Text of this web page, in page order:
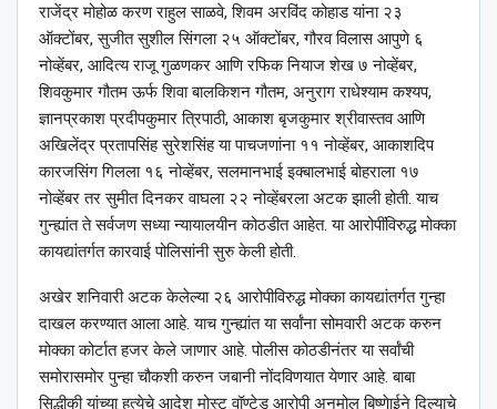
राजेंद्र मोहोळ करण राहुल साळवे, शिवम अरविंद कोहाड यांना २३
ऑक्टोंबर, सुजीत सुशील सिंगला २५ ऑक्टोंबर, गौरव विलास आपुणे ६
नोव्हेंबर, आदित्य राजू गुळणकर आणि रफिक नियाज शेख ७ नोव्हेंबर,
शिवकुमार गौतम ऊर्फ शिवा बालकिशन गौतम, अनुराग राधेश्याम कश्यप,
ज्ञानप्रकाश प्रदीपकुमार त्रिपाठी, आकाश बृजकुमार श्रीवास्तव आणि
अखिलेंद्र प्रतापसिंह सुरेशसिंह या पाचजणांना ११ नोव्हेंबर, आकाशदिप
कारजसिंग गिलला १६ नोव्हेंबर, सलमानभाई इक्बालभाई बोहराला १७
नोव्हेंबर तर सुमीत दिनकर वाघला २२ नोव्हेंबरला अटक झाली होती. याच
गुन्ह्यांत ते सर्वजण सध्या न्यायालयीन कोठडीत आहेत. या आरोपींविरुद्ध मोक्का
कायद्यांतर्गत कारवाई पोलिसांनी सुरु केली होती.
अखेर शनिवारी अटक केलेल्या २६ आरोपीविरुद्ध मोक्का कायद्यांतर्गत गुन्हा
दाखल करण्यात आला आहे. याच गुन्ह्यांत या सर्वांना सोमवारी अटक करुन
मोक्का कोर्टात हजर केले जाणार आहे. पोलीस कोठडीनंतर या सर्वांची
समोरासमोर पुन्हा चौकशी करुन जबानी नोंदविणयात येणार आहे. बाबा
सिद्धीकी यांच्या हत्येचे आदेश मोस्ट वॉण्टेड आरोपी अनमोल बिष्णेाईने दिल्याचे